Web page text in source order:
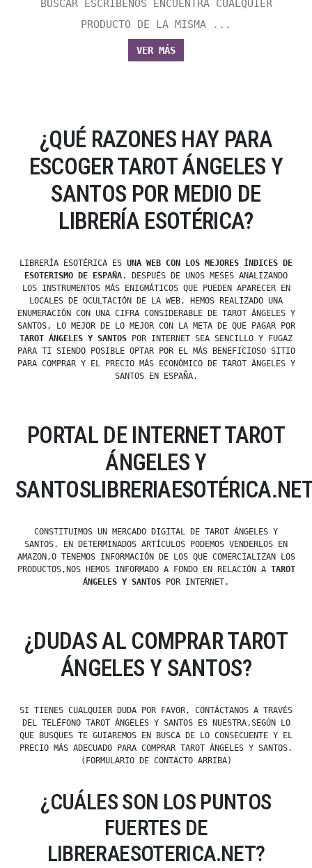
BUSCAR ESCRÍBENOS ENCUENTRA CUALQUIER
PRODUCTO DE LA MISMA ...
VER MÁS
¿QUÉ RAZONES HAY PARA
ESCOGER TAROT ÁNGELES Y
SANTOS POR MEDIO DE
LIBRERÍA ESOTÉRICA?
LIBRERÍA ESOTÉRICA ES UNA WEB CON LOS MEJORES ÍNDICES DE
ESOTERISMO DE ESPAÑA. DESPUÉS DE UNOS MESES ANALIZANDO
LOS INSTRUMENTOS MÁS ENIGMÁTICOS QUE PUEDEN APARECER EN
LOCALES DE OCULTACIÓN DE LA WEB, HEMOS REALIZADO UNA
ENUMERACIÓN CON UNA CIFRA CONSIDERABLE DE TAROT ÁNGELES Y
SANTOS, LO MEJOR DE LO MEJOR CON LA META DE QUE PAGAR POR
TAROT ÁNGELES Y SANTOS POR INTERNET SEA SENCILLO Y FUGAZ
PARA TI SIENDO POSIBLE OPTAR POR EL MÁS BENEFICIOSO SITIO
PARA COMPRAR Y EL PRECIO MÁS ECONÓMICO DE TAROT ÁNGELES Y
SANTOS EN ESPAÑA.
PORTAL DE INTERNET TAROT
ÁNGELES Y
CONSTITUIMOS UN MERCADO DIGITAL DE TAROT ÁNGELES Y
SANTOS. EN DETERMINADOS ARTÍCULOS PODEMOS VENDERLOS EN
AMAZON,O TENEMOS INFORMACIÓN DE LOS QUE COMERCIALIZAN LOS
PRODUCTOS,NOS HEMOS INFORMADO A FONDO EN RELACIÓN A TAROT
ÁNGELES Y SANTOS POR INTERNET.
¿DUDAS AL COMPRAR TAROT
ÁNGELES Y SANTOS?
SI TIENES CUALQUIER DUDA POR FAVOR, CONTÁCTANOS A TRAVÉS
DEL TELÉFONO TAROT ÁNGELES Y SANTOS ES NUESTRA,SEGÚN LO
QUE BUSQUES TE GUIAREMOS EN BUSCA DE LO CONSECUENTE Y EL
PRECIO MÁS ADECUADO PARA COMPRAR TAROT ÁNGELES Y SANTOS.
(FORMULARIO DE CONTACTO ARRIBA)
¿CUÁLES SON LOS PUNTOS
FUERTES DE
LIBRERAESOTERICA.NET?